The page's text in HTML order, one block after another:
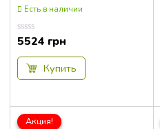
Есть в наличии
Оценка
0.00
из
5524 грн
Купить
Акция!